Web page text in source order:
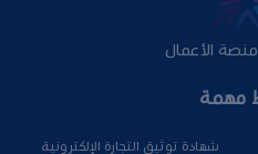
مهمة
شهادة توثيق التجارة الإلكترونية
الأعمال